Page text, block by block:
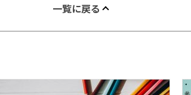
一覧に戻る